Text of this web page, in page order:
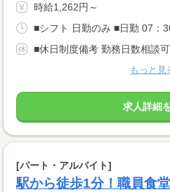
時給1,262円～
■シフト 日勤のみ ■日勤 07：
■休日制度備考 勤務日数相談
もっと見
求人詳細
[パート・アルバイト]
駅から徒歩1分！職員食